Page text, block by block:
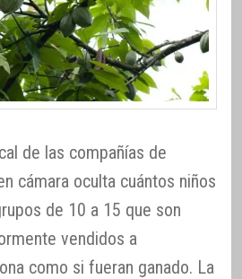
de las compañías de
cámara oculta cuántos niños
de 10 a 15 que son
vendidos a
como si fueran ganado. La